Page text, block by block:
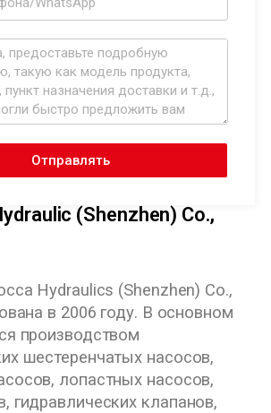
(Shenzhen) Co.,
Hydraulics (Shenzhen) Co.,
в 2006 году. В основном
производством
шестеренчатых насосов,
лопастных насосов,
гидравлических клапанов,
Отправлять